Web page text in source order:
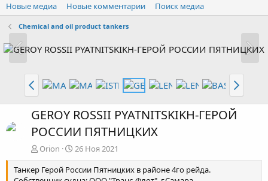
Новые медиа Новые комментарии Поиск медиа
Chemical and oil product tankers
GEROY ROSSII PYATNITSKIKH-ГЕРОЙ
РОССИИ ПЯТНИЦКИХ
Orion
26 Ноя 2021
Танкер Герой России Пятницких в районе 4го рейда.